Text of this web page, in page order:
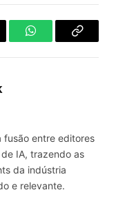
WhatsAppCopy
fusão entre editores
IA, trazendo as
da indústria
e relevante.